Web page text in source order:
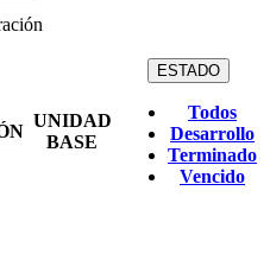
UNIDAD
BASE
ESTADO
Todos
Desarrollo
Terminado
Vencido